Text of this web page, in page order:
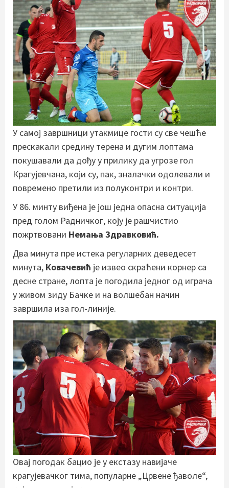
У самој завршници утакмице гости су све чешће
прескакали средину терена и дугим лоптама
покушавали да дођу у прилику да угрозе гол
Крагујевчана, који су, пак, зналачки одолевали и
повремено претили из полуконтри и контри.
У 86. минту виђена је још једна опасна ситуација
пред голом Радничког, коју је рашчистио
пожртвовани Немања Здравковић.
Два минута пре истека регуларних деведесет
минута, Ковачевић је извео скраћени корнер са
десне стране, лопта је погодила једног од играча
у живом зиду Бачке и на волшебан начин
завршила иза гол-линије.
Овај погодак бацио је у екстазу навијаче
крагујевачког тима, популарне „Црвене ђаволе“,